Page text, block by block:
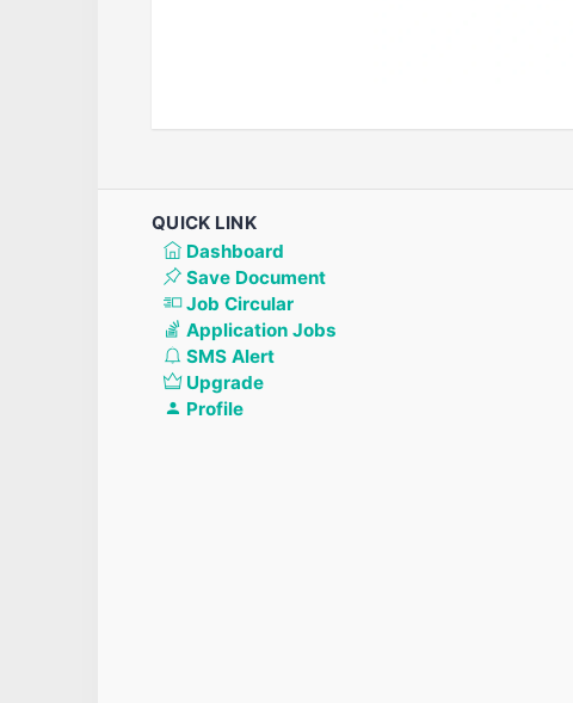
QUICK LINK
Dashboard
Save Document
Job Circular
Application Jobs
SMS Alert
Upgrade
Profile